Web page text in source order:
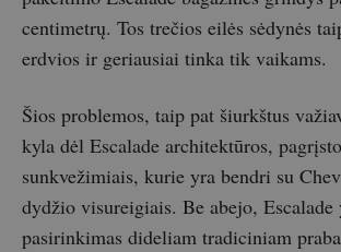
centimetrų. Tos trečios eilės sėdynės
erdvios ir geriausiai tinka tik vaikams.
Šios problemos, taip pat šiurkštus
kyla dėl Escalade architektūros,
sunkvežimiais, kurie yra bendri su
dydžio visureigiais. Be abejo, Escalade
pasirinkimas dideliam tradiciniam